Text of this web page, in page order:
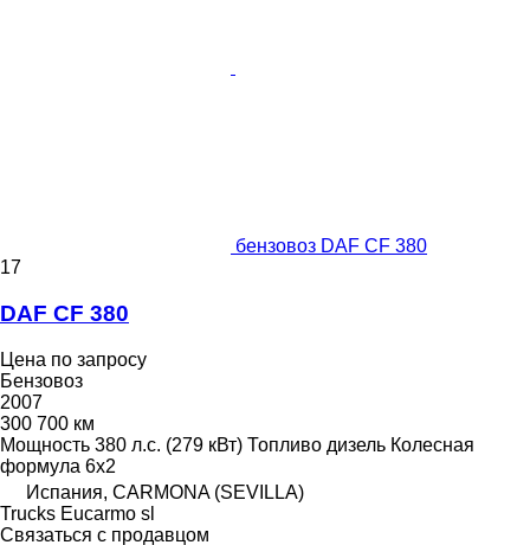
бензовоз DAF CF 380
17
DAF CF 380
Цена по запросу
Бензовоз
2007
300 700 км
Мощность 380 л.с. (279 кВт) Топливо дизель Колесная
формула 6x2
Испания, CARMONA (SEVILLA)
Trucks Eucarmo sl
Связаться с продавцом